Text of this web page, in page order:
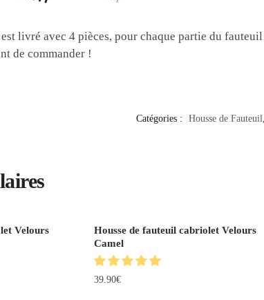
est livré avec 4 pièces, pour chaque partie du
de commander !
Catégories : Housse de Fauteuil,
Velours
Housse de fauteuil cabriolet Velours
Camel
39.90€